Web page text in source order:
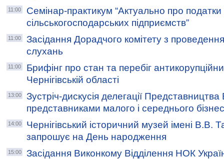
11:00
Семінар-практикум “Актуально про
сільськогосподарських підприємств”
11:00
Засідання Дорадчого комітету з
слухань
11:00
Брифінг про стан та перебіг
Чернігівській області
13:00
Зустріч-дискусія делегації Представництва
представниками малого і середнього
14:00
Чернігівський історичний музей імені В.В.
запрошує на День народження
15:00
Засідання Виконкому Відділення НОК